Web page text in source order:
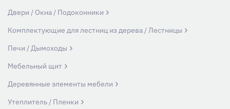
Двери / Окна / Подоконники
Комплектующие для лестниц из дерева / Лестницы
Печи / Дымоходы
Мебельный щит
Деревянные элементы мебели
Утеплитель / Пленки